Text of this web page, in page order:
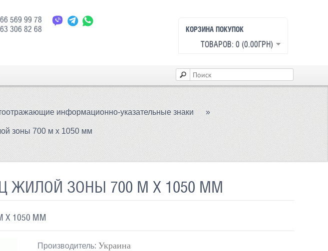
569 99 78
306 82 68
КОРЗИНА ПОКУПОК
ТОВАРОВ: 0 (0.00ГРН)
информационно-указательные знаки »
зоны 700 м х 1050 мм
ЖИЛОЙ ЗОНЫ 700 М Х 1050 ММ
Х 1050 ММ
Производитель: Украина